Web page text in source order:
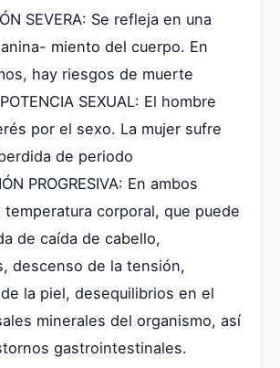
SEVERA: Se refleja en una
miento del cuerpo. En
hay riesgos de muerte
SEXUAL: El hombre
por el sexo. La mujer sufre
de periodo
PROGRESIVA: En ambos
temperatura corporal, que puede
de caída de cabello,
descenso de la tensión,
la piel, desequilibrios en el
minerales del organismo, así
gastrointestinales.